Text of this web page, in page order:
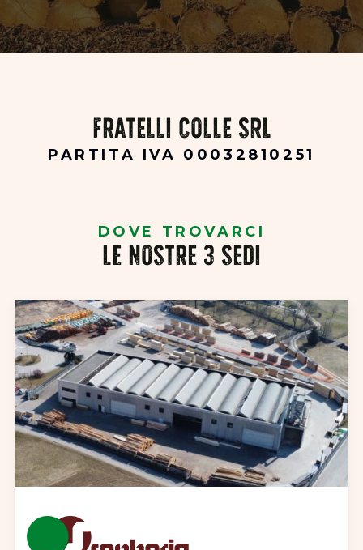
FRATELLI COLLE SRL
PARTITA IVA 00032810251
DOVE TROVARCI
LE NOSTRE 3 SEDI